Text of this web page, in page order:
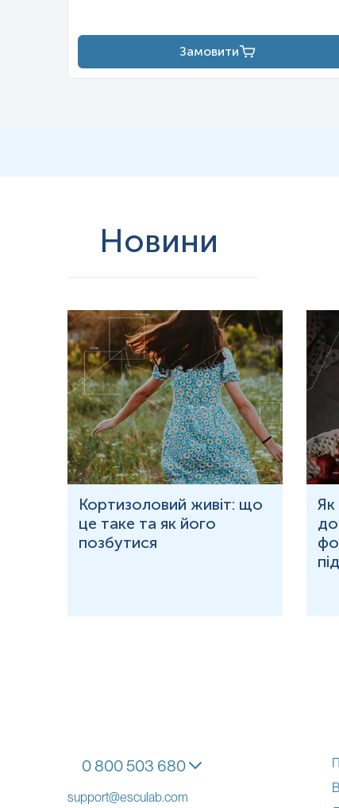
Замовити
Новини
Кортизоловий живіт: що
це таке та як його
позбутися
Як
0 800 503 680
support@esculab.com